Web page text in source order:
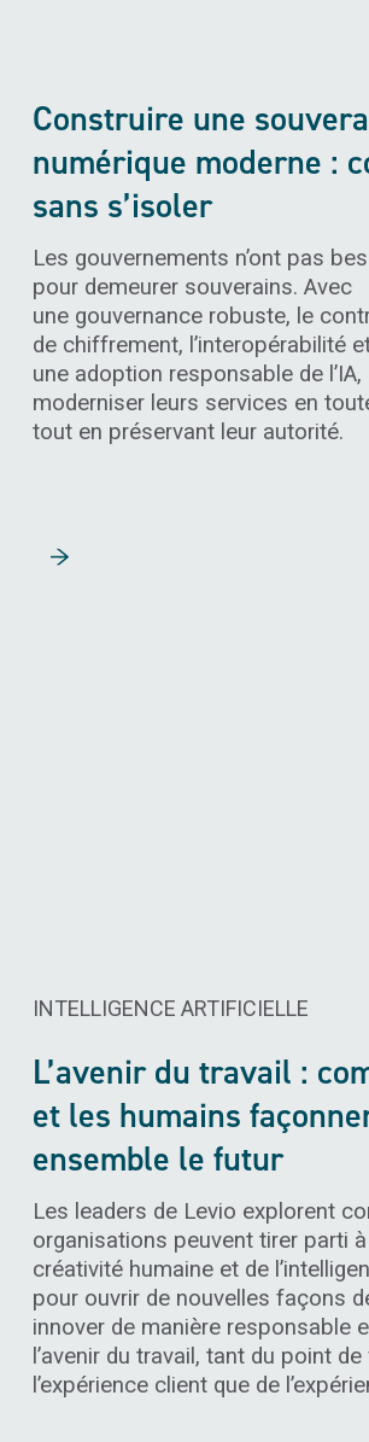
SCIENCE
Construire une
numérique moderne :
sans s’isoler
Les gouvernements n’ont pas
pour demeurer souverains. Avec
une gouvernance robuste, le
de chiffrement, l’interopérabilité
une adoption responsable de l’IA,
moderniser leurs services en
tout en préservant leur autorité.
Lire la suite
INTELLIGENCE ARTIFICIELLE ​
L’avenir du travail :
et les humains
ensemble le futur
Les leaders de Levio explorent
organisations peuvent tirer parti
créativité humaine et de
pour ouvrir de nouvelles façons
innover de manière responsable
l’avenir du travail, tant du point de
l’expérience client que de